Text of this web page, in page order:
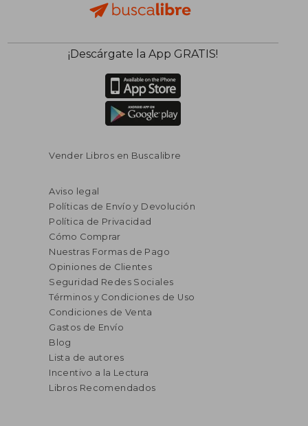
¡Descárgate la App GRATIS!
Vender Libros en Buscalibre
Aviso legal
Políticas de Envío y Devolución
Política de Privacidad
Cómo Comprar
Nuestras Formas de Pago
Opiniones de Clientes
Seguridad Redes Sociales
Términos y Condiciones de Uso
Condiciones de Venta
Gastos de Envío
Blog
Lista de autores
Incentivo a la Lectura
Libros Recomendados